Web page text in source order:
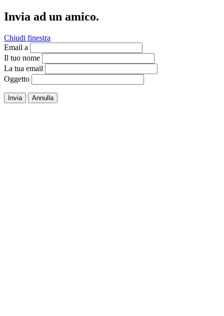
Invia ad un amico.
Chiudi finestra
Email a
Il tuo nome
La tua email
Oggetto
Invia Annulla